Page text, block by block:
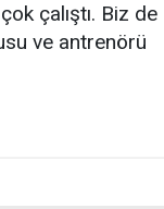
çalıştı. Biz de
ve antrenörü